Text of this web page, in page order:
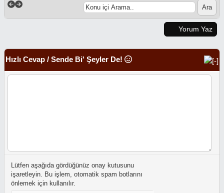
Yorum Yaz
Hızlı Cevap / Sende Bi' Şeyler De!
Lütfen aşağıda gördüğünüz onay kutusunu
işaretleyin. Bu işlem, otomatik spam botlarını
önlemek için kullanılır.